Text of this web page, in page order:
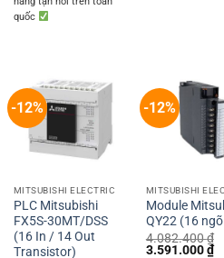
quốc
-12%
MITSUBISHI ELECTRIC
PLC Mitsubishi
FX5S-30MT/DSS
(16 In / 14 Out
Transistor)
-12%
MITSUBISHI
Module
QY22 (16
4.082.400₫
Original
3.591.000₫